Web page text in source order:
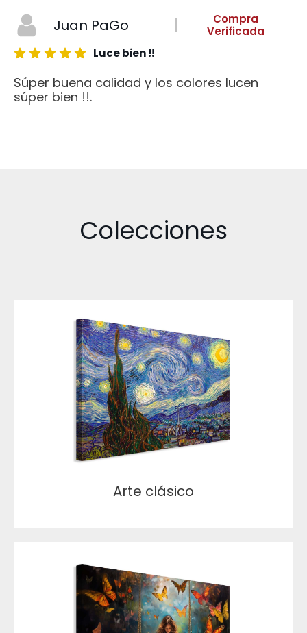
Juan PaGo
Compra
Verificada
Luce bien !!
Súper buena calidad y los colores lucen
súper bien !!.
Colecciones
Arte clásico